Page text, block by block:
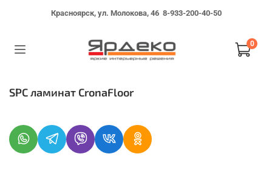
Красноярск, ул. Молокова, 46 8-933-200-40-50
0
SPC ламинат CronaFloor